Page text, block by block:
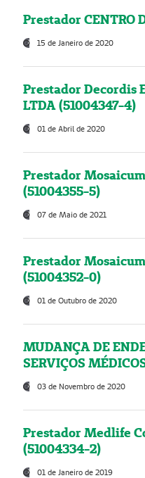
Prestador CENTRO
15 de Janeiro de 2020
Prestador Decordis
LTDA (51004347-4)
01 de Abril de 2020
Prestador
(51004355-5)
07 de Maio de 2021
Prestador
(51004352-0)
01 de Outubro de 2020
MUDANÇA DE
SERVIÇOS
03 de Novembro de 2020
Prestador Medlife
(51004334-2)
01 de Janeiro de 2019